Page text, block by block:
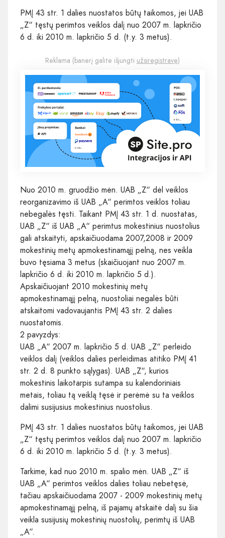
PMĮ 43 str. 1 dalies nuostatos būtų taikomos, jei UAB
„Z“ tęstų perimtos veiklos dalį nuo 2007 m. lapkričio
6 d. iki 2010 m. lapkričio 5 d. (t.y. 3 metus).
Reklama (banerį galite išjungti užsiregistravę)
Nuo 2010 m. gruodžio mėn. UAB „Z“ dėl veiklos
reorganizavimo iš UAB „A“ perimtos veiklos toliau
nebegalės tęsti. Taikant PMĮ 43 str. 1 d. nuostatas,
UAB „Z“ iš UAB „A“ perimtus mokestinius nuostolius
gali atskaityti, apskaičiuodama 2007,2008 ir 2009
mokestinių metų apmokestinamąjį pelną, nes veikla
buvo tęsiama 3 metus (skaičiuojant nuo 2007 m.
lapkričio 6 d. iki 2010 m. lapkričio 5 d.).
Apskaičiuojant 2010 mokestinių metų
apmokestinamąjį pelną, nuostoliai negalės būti
atskaitomi vadovaujantis PMĮ 43 str. 2 dalies
nuostatomis.
2 pavyzdys:
UAB „A“ 2007 m. lapkričio 5 d. UAB „Z“ perleido
veiklos dalį (veiklos dalies perleidimas atitiko PMĮ 41
str. 2 d. 8 punkto sąlygas). UAB „Z“, kurios
mokestinis laikotarpis sutampa su kalendoriniais
metais, toliau tą veiklą tęsė ir perėmė su ta veiklos
dalimi susijusius mokestinius nuostolius.
PMĮ 43 str. 1 dalies nuostatos būtų taikomos, jei UAB
„Z“ tęstų perimtos veiklos dalį nuo 2007 m. lapkričio
6 d. iki 2010 m. lapkričio 5 d. (t.y. 3 metus).
Tarkime, kad nuo 2010 m. spalio mėn. UAB „Z“ iš
UAB „A“ perimtos veiklos dalies toliau nebetęsė,
tačiau apskaičiuodama 2007 - 2009 mokestinių metų
apmokestinamąjį pelną, iš pajamų atskaitė dalį su šia
veikla susijusių mokestinių nuostolių, perimtų iš UAB
„A“.